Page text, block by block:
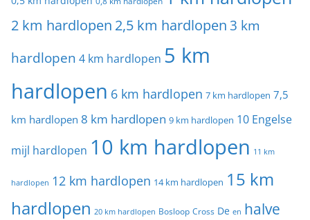
2 km hardlopen 2,5 km hardlopen 3 km
hardlopen 4 km hardlopen 5 km
hardlopen 6 km hardlopen 7 km hardlopen 7,5
km hardlopen 8 km hardlopen 9 km hardlopen 10 Engelse
mijl hardlopen 10 km hardlopen 11 km
hardlopen 12 km hardlopen 14 km hardlopen 15 km
hardlopen 20 km hardlopen Bosloop Cross De en halve